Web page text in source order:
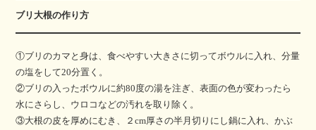
ブリ大根の作り方
①ブリのカマと身は、食べやすい大きさに切ってボウルに入れ、分量
の塩をして20分置く。
②ブリの入ったボウルに約80度の湯を注ぎ、表面の色が変わったら
水にさらし、ウロコなどの汚れを取り除く。
③大根の皮を厚めにむき、２cm厚さの半月切りにし鍋に入れ、かぶ